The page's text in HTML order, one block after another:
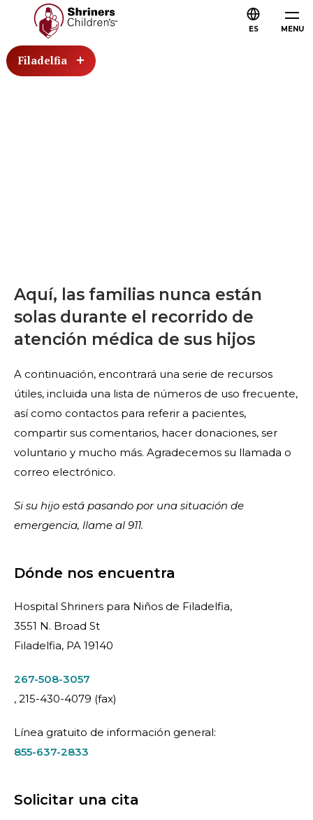
MENU
ES
Filadelfia
Aquí, las familias nunca están
solas durante el recorrido de
atención médica de sus hijos
A continuación, encontrará una serie de recursos
útiles, incluida una lista de números de uso frecuente,
así como contactos para referir a pacientes,
compartir sus comentarios, hacer donaciones, ser
voluntario y mucho más. Agradecemos su llamada o
correo electrónico.
Si su hijo está pasando por una situación de
emergencia, llame al 911.
Dónde nos encuentra
Hospital Shriners para Niños de Filadelfia,
3551 N. Broad St
Filadelfia, PA 19140
267-508-3057
, 215-430-4079 (fax)
Línea gratuito de información general:
855-637-2833
Solicitar una cita